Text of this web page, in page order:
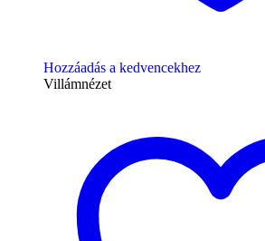
Hozzáadás a kedvencekhez
Villámnézet